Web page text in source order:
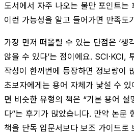
도서에서 자주 나오는 불만 포인트는
이런 가능성을 알고 들어가면 만족도
가장 먼저 떠올릴 수 있는 단점은 ‘생
않을 수 있다’는 점이에요. SCI·KCI,
작성이 한꺼번에 등장하면 정보량이
초보자에게는 용어 자체가 낯설 수
면 비슷한 유형의 책은 “기본 용어 설
다”는 후기가 많았습니다. 만약 논문
책을 단독 입문서보다 보조 가이드로